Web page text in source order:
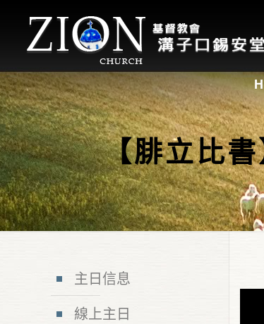
【腓立比
主日信息
線上主日